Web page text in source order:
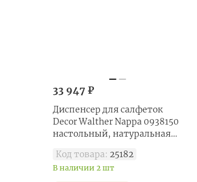
33 947 ₽
Диспенсер для салфеток
Decor Walther Nappa 0938150
настольный, натуральная
Код товара: 25182
В наличии 2 шт